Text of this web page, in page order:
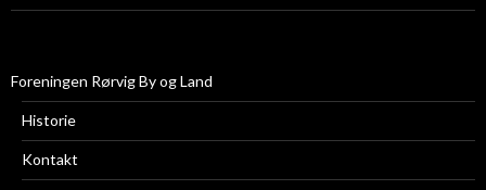
Foreningen Rørvig By og Land
Historie
Kontakt